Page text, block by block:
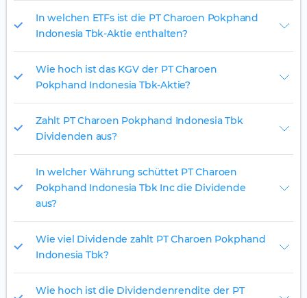
In welchen ETFs ist die PT Charoen Pokphand
Indonesia Tbk-Aktie enthalten?
Wie hoch ist das KGV der PT Charoen
Pokphand Indonesia Tbk-Aktie?
Zahlt PT Charoen Pokphand Indonesia Tbk
Dividenden aus?
In welcher Währung schüttet PT Charoen
Pokphand Indonesia Tbk Inc die Dividende
aus?
Wie viel Dividende zahlt PT Charoen Pokphand
Indonesia Tbk?
Wie hoch ist die Dividendenrendite der PT